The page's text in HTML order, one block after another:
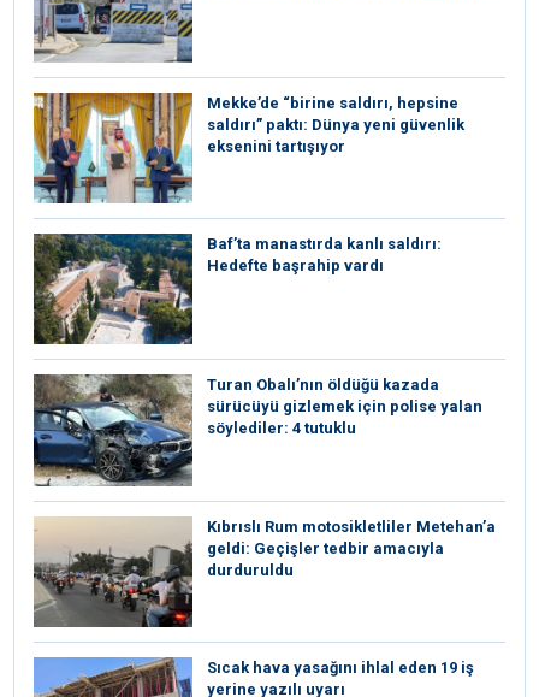
Mekke’de “birine saldırı, hepsine
saldırı” paktı: Dünya yeni güvenlik
eksenini tartışıyor
Baf’ta manastırda kanlı saldırı:
Hedefte başrahip vardı
Turan Obalı’nın öldüğü kazada
sürücüyü gizlemek için polise yalan
söylediler: 4 tutuklu
Kıbrıslı Rum motosikletliler Metehan’a
geldi: Geçişler tedbir amacıyla
durduruldu
Sıcak hava yasağını ihlal eden 19 iş
yerine yazılı uyarı